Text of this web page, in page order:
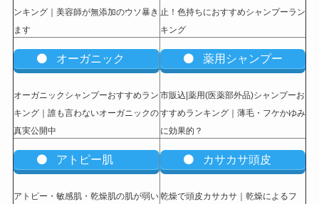
ンキング｜美容師が無添加のウソ暴き
ます
止！色持ちにおすすめシャンプーラン
キング
オーガニック
オーガニックシャンプーおすすめラン
キング｜誰も言わないオーガニックの
真実公開中
薬用シャンプー
市販込|薬用(医薬部外品)シャンプーお
すすめランキング｜薄毛・フケかゆみ
に効果的？
アトピー肌
アトピー・敏感肌・乾燥肌の肌が弱い
カサカサ頭皮
乾燥で頭皮カサカサ｜乾燥によるフ